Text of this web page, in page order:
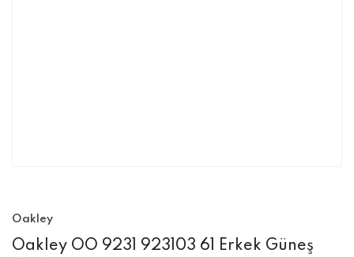
Oakley
Oakley OO 9231 923103 61 Erkek Güneş